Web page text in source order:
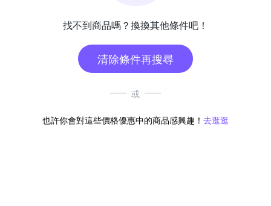
找不到商品嗎？換換其他條件吧！
清除條件再搜尋
或
也許你會對這些價格優惠中的商品感興趣！ 去逛逛